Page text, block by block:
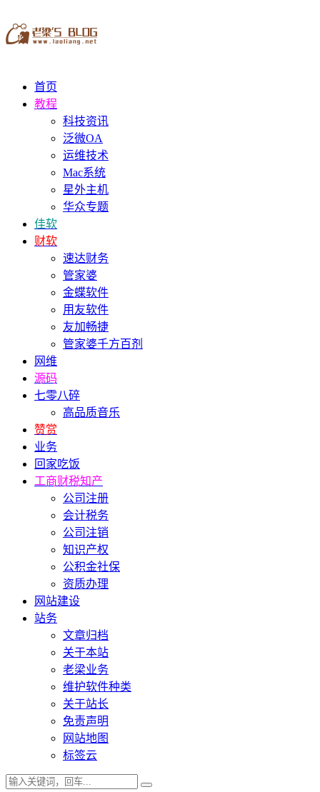
首页
教程
科技资讯
泛微OA
运维技术
Mac系统
星外主机
华众专题
佳软
财软
速达财务
管家婆
金蝶软件
用友软件
友加畅捷
管家婆千方百剂
网维
源码
七零八碎
高品质音乐
赞赏
业务
回家吃饭
工商财税知产
公司注册
会计税务
公司注销
知识产权
公积金社保
资质办理
网站建设
站务
文章归档
关于本站
老梁业务
维护软件种类
关于站长
免责声明
网站地图
标签云